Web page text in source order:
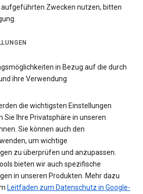
Zwecken nutzen, bitten
in Bezug auf die durch
ihre Verwendung
die wichtigsten Einstellungen
Sie Ihre Privatsphäre in unseren
Sie können auch den
um wichtige
zu überprüfen und anzupassen.
bieten wir auch spezifische
in unseren Produkten. Mehr dazu
Leitfaden zum Datenschutz in Google-